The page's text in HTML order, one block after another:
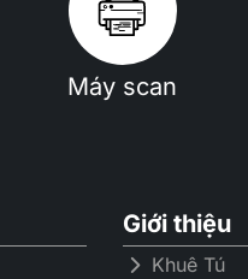
Máy scan
Giới thiệu
Khuê Tú